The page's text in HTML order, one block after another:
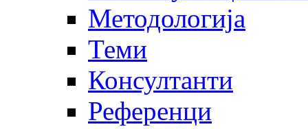
Методологија
Теми
Консултанти
Референци